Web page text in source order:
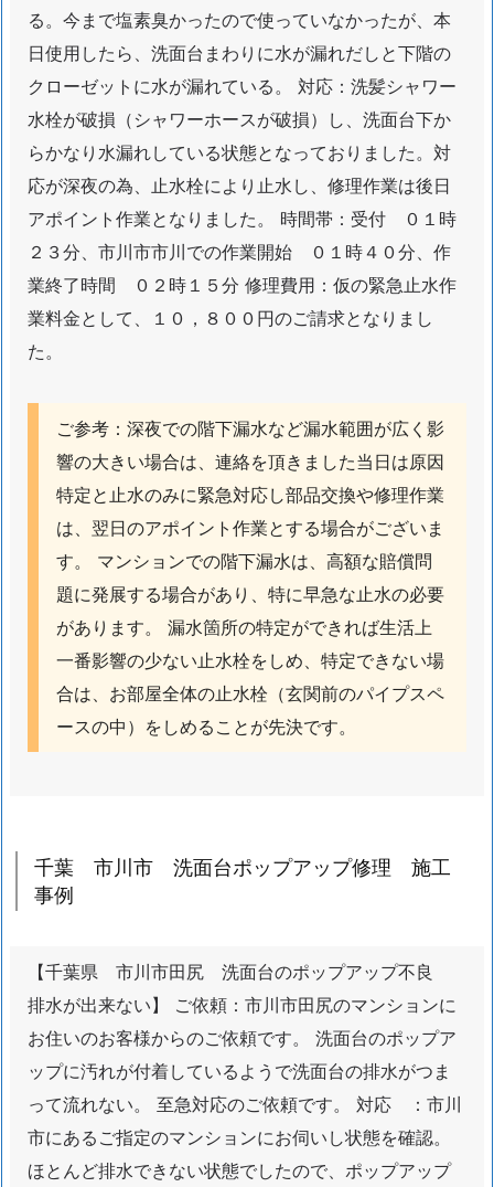
1.
千
葉
県
市
川
行
徳
駅
0
年
マ
1
階
ワ
イ
厨
房
排
水
つ
ま
る。今まで塩素臭かったので使っていなかったが、本
日使用したら、洗面台まわりに水が漏れだしと下階の
クローゼットに水が漏れている。 対応：洗髪シャワー
水栓が破損（シャワーホースが破損）し、洗面台下か
らかなり水漏れしている状態となっておりました。対
応が深夜の為、止水栓により止水し、修理作業は後日
アポイント作業となりました。 時間帯：受付 ０１時
２３分、市川市市川での作業開始 ０１時４０分、作
業終了時間 ０２時１５分 修理費用：仮の緊急止水作
業料金として、１０，８００円のご請求となりまし
た。
ご参考：深夜での階下漏水など漏水範囲が広く影
響の大きい場合は、連絡を頂きました当日は原因
特定と止水のみに緊急対応し部品交換や修理作業
は、翌日のアポイント作業とする場合がございま
す。 マンションでの階下漏水は、高額な賠償問
題に発展する場合があり、特に早急な止水の必要
があります。 漏水箇所の特定ができれば生活上
一番影響の少ない止水栓をしめ、特定できない場
合は、お部屋全体の止水栓（玄関前のパイプスペ
ースの中）をしめることが先決です。
千葉 市川市 洗面台ポップアップ修理 施工
事例
【千葉県 市川市田尻 洗面台のポップアップ不良
排水が出来ない】 ご依頼：市川市田尻のマンションに
お住いのお客様からのご依頼です。 洗面台のポップア
ップに汚れが付着しているようで洗面台の排水がつま
って流れない。 至急対応のご依頼です。 対応 ：市川
市にあるご指定のマンションにお伺いし状態を確認。
ほとんど排水できない状態でしたので、ポップアップ